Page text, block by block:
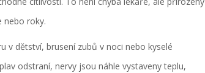
nebo roky.
v dětství, brusení zubů v noci nebo kyselé
odstraní, nervy jsou náhle vystaveny teplu,